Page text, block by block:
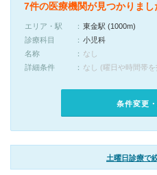
7件の医療機関が見つかりまし
エリア・駅
東金駅 (1000m)
診療科目
小児科
名称
なし
詳細条件
なし (曜日や時間帯
条件変更
土曜日診療で